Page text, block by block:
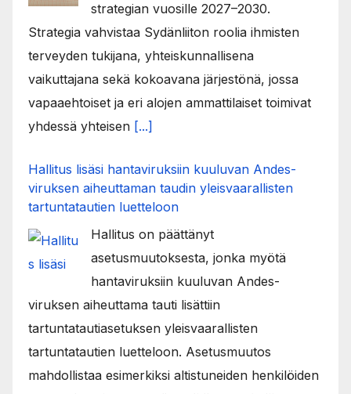
strategian vuosille 2027–2030.
Strategia vahvistaa Sydänliiton roolia ihmisten
terveyden tukijana, yhteiskunnallisena
vaikuttajana sekä kokoavana järjestönä, jossa
vapaaehtoiset ja eri alojen ammattilaiset toimivat
yhdessä yhteisen [...]
Hallitus lisäsi hantaviruksiin kuuluvan Andes-
viruksen aiheuttaman taudin yleisvaarallisten
tartuntatautien luetteloon
Hallitus on päättänyt
asetusmuutoksesta, jonka myötä
hantaviruksiin kuuluvan Andes-
viruksen aiheuttama tauti lisättiin
tartuntatautiasetuksen yleisvaarallisten
tartuntatautien luetteloon. Asetusmuutos
mahdollistaa esimerkiksi altistuneiden henkilöiden